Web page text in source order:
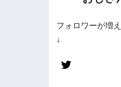
フォロワーが増
↓